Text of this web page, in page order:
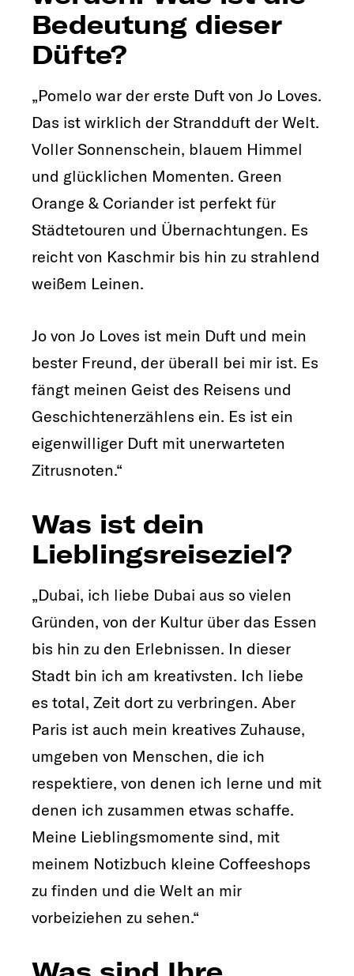
Bedeutung dieser
Düfte?
„Pomelo war der erste Duft von Jo Loves.
Das ist wirklich der Strandduft der Welt.
Voller Sonnenschein, blauem Himmel
und glücklichen Momenten. Green
Orange & Coriander ist perfekt für
Städtetouren und Übernachtungen. Es
reicht von Kaschmir bis hin zu strahlend
weißem Leinen.
Jo von Jo Loves ist mein Duft und mein
bester Freund, der überall bei mir ist. Es
fängt meinen Geist des Reisens und
Geschichtenerzählens ein. Es ist ein
eigenwilliger Duft mit unerwarteten
Zitrusnoten.“
Was ist dein
Lieblingsreiseziel?
„Dubai, ich liebe Dubai aus so vielen
Gründen, von der Kultur über das Essen
bis hin zu den Erlebnissen. In dieser
Stadt bin ich am kreativsten. Ich liebe
es total, Zeit dort zu verbringen. Aber
Paris ist auch mein kreatives Zuhause,
umgeben von Menschen, die ich
respektiere, von denen ich lerne und mit
denen ich zusammen etwas schaffe.
Meine Lieblingsmomente sind, mit
meinem Notizbuch kleine Coffeeshops
zu finden und die Welt an mir
vorbeiziehen zu sehen.“